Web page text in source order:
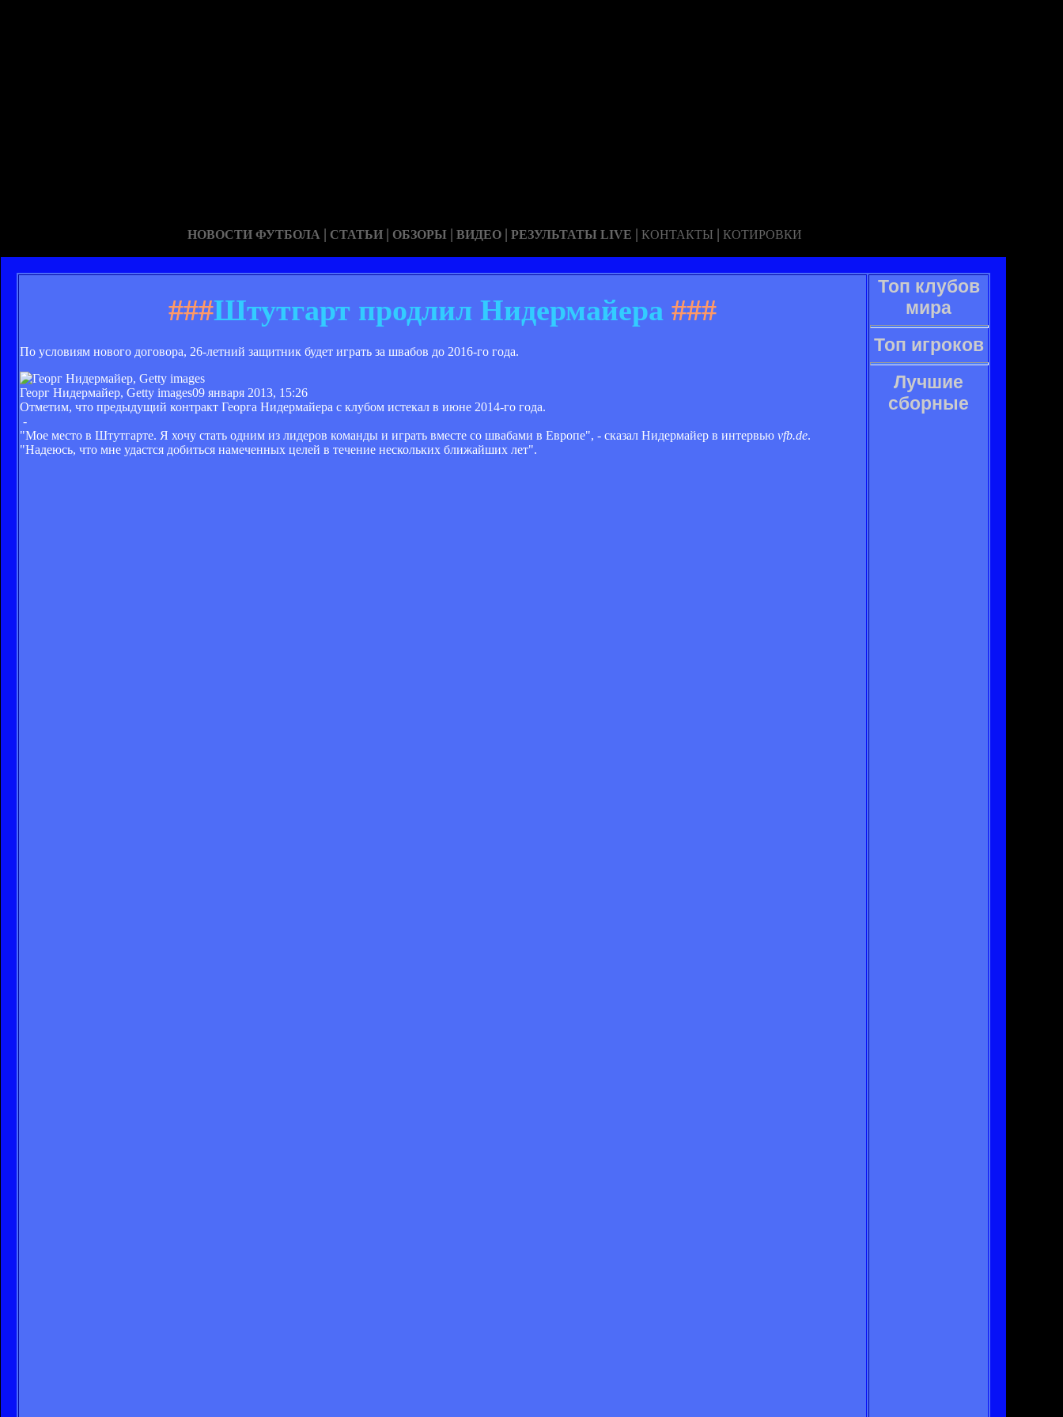
НОВОСТИ ФУТБОЛА | СТАТЬИ | ОБЗОРЫ | ВИДЕО | РЕЗУЛЬТАТЫ LIVE | КОНТАКТЫ | КОТИРОВКИ
###Штутгарт продлил Нидермайера ###
По условиям нового договора, 26-летний защитник будет играть за швабов до 2016-го года.
Георг Нидермайер, Getty images09 января 2013, 15:26
Отметим, что предыдущий контракт Георга Нидермайера с клубом истекал в июне 2014-го года.
-
"Мое место в Штутгарте. Я хочу стать одним из лидеров команды и играть вместе со швабами в Европе", - сказал Нидермайер в интервью vfb.de.
"Надеюсь, что мне удастся добиться намеченных целей в течение нескольких ближайших лет".
Топ клубов
мира
Топ игроков
Лучшие
сборные